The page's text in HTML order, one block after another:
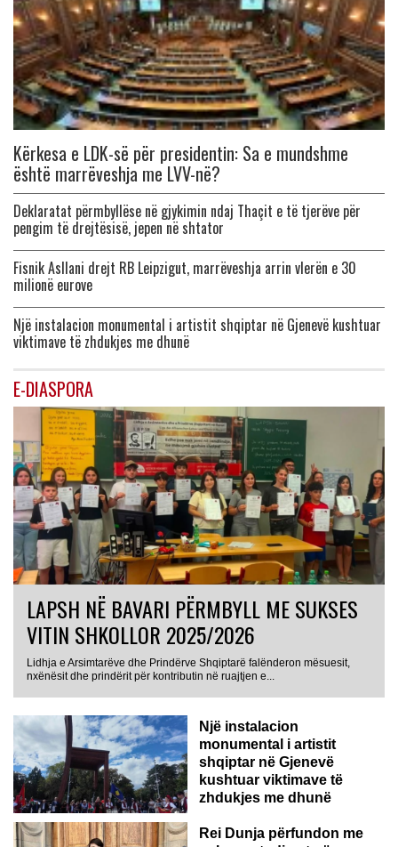
Kërkesa e LDK-së për presidentin: Sa e mundshme
është marrëveshja me LVV-në?
Deklaratat përmbyllëse në gjykimin ndaj Thaçit e të tjerëve për
pengim të drejtësisë, jepen në shtator
Fisnik Asllani drejt RB Leipzigut, marrëveshja arrin vlerën e 30
milionë eurove
Një instalacion monumental i artistit shqiptar në Gjenevë kushtuar
viktimave të zhdukjes me dhunë
E-DIASPORA
LAPSH NË BAVARI PËRMBYLL ME SUKSES
VITIN SHKOLLOR 2025/2026
Lidhja e Arsimtarëve dhe Prindërve Shqiptarë falënderon mësuesit,
nxënësit dhe prindërit për kontributin në ruajtjen e...
Një instalacion
monumental i artistit
shqiptar në Gjenevë
kushtuar viktimave të
zhdukjes me dhunë
Rei Dunja përfundon me